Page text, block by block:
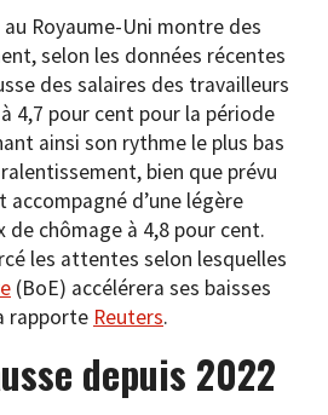
au Royaume-Uni montre des
selon les données récentes
des salaires des travailleurs
4,7 pour cent pour la période
ainsi son rythme le plus bas
bien que prévu
accompagné d’une légère
chômage à 4,8 pour cent.
les attentes selon lesquelles
(BoE) accélérera ses baisses
rapporte Reuters.
depuis 2022